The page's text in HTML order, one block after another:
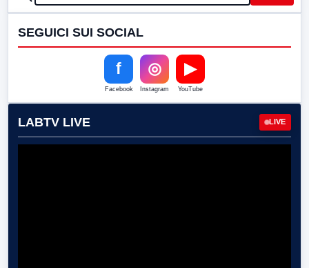
SEGUICI SUI SOCIAL
f
Facebook
◎
Instagram
▶
YouTube
LABTV LIVE LIVE